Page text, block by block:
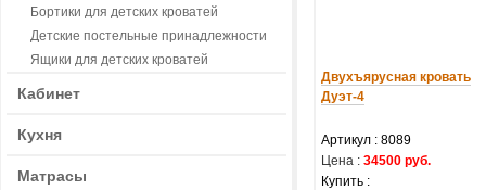
Бортики для детских кроватей
Детские постельные принадлежности
Ящики для детских кроватей
Кабинет
Кухня
Матрасы
Двухъярусная кровать
Дуэт-4
Артикул : 8089
Цена : 34500 руб.
Купить :